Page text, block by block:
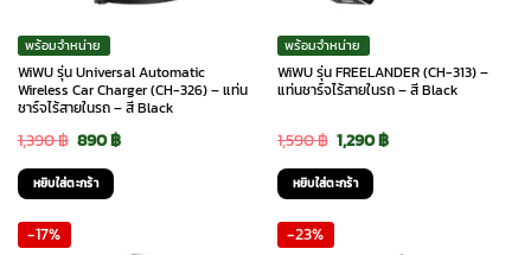
พร้อมจำหน่าย
WiWU รุ่น Universal Automatic
Wireless Car Charger (CH-326) – แท่น
ชาร์จไร้สายในรถ – สี Black
1,390฿ Original
price
was:
890฿Current
หยิบใส่ตะกร้า
พร้อมจำหน่าย
WiWU รุ่น FREELANDER (CH-313) –
แท่นชาร์จไร้สายในรถ – สี Black
1,590฿ Original
price
was:
1,290฿Current
หยิบใส่ตะกร้า
-17% -23%